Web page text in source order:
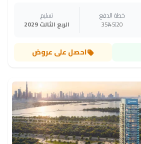
خطة الدفع
20
45
35
تسليم
الربع الثالث 2029
احصل على عروض